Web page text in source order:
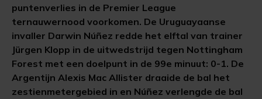
puntenverlies in de Premier League
ternauwernood voorkomen. De Uruguayaanse
invaller Darwin Núñez redde het elftal van trainer
Jürgen Klopp in de uitwedstrijd tegen Nottingham
Forest met een doelpunt in de 99e minuut: 0-1. De
Argentijn Alexis Mac Allister draaide de bal het
zestienmetergebied in en Núñez verlengde de bal